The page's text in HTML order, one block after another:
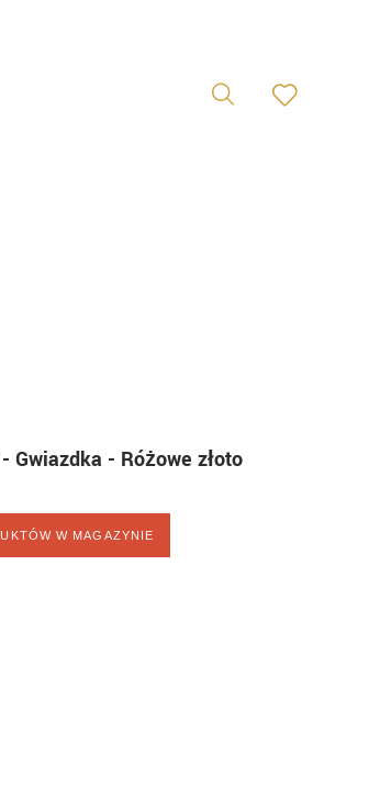
- Różowe złoto
W MAGAZYNIE